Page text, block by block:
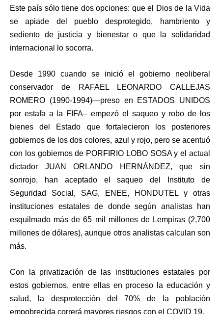
Este país sólo tiene dos opciones: que el Dios de la Vida
se apiade del pueblo desprotegido, hambriento y
sediento de justicia y bienestar o que la solidaridad
internacional lo socorra.
Desde 1990 cuando se inició el gobierno neoliberal
conservador de RAFAEL LEONARDO CALLEJAS
ROMERO (1990-1994)—preso en ESTADOS UNIDOS
por estafa a la FIFA– empezó el saqueo y robo de los
bienes del Estado que fortalecieron los posteriores
gobiernos de los dos colores, azul y rojo, pero se acentuó
con los gobiernos de PORFIRIO LOBO SOSA y el actual
dictador JUAN ORLANDO HERNÁNDEZ, que sin
sonrojo, han aceptado el saqueo del Instituto de
Seguridad Social, SAG, ENEE, HONDUTEL y otras
instituciones estatales de donde según analistas han
esquilmado más de 65 mil millones de Lempiras (2,700
millones de dólares), aunque otros analistas calculan son
más.
Con la privatización de las instituciones estatales por
estos gobiernos, entre ellas en proceso la educación y
salud, la desprotección del 70% de la población
empobrecida correrá mayores riesgos con el COVID 19.